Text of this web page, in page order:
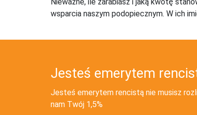
wsparcia naszym podopiecznym. W ich
Jesteś emerytem
Jesteś emerytem rencistą nie musisz
nam Twój 1,5%